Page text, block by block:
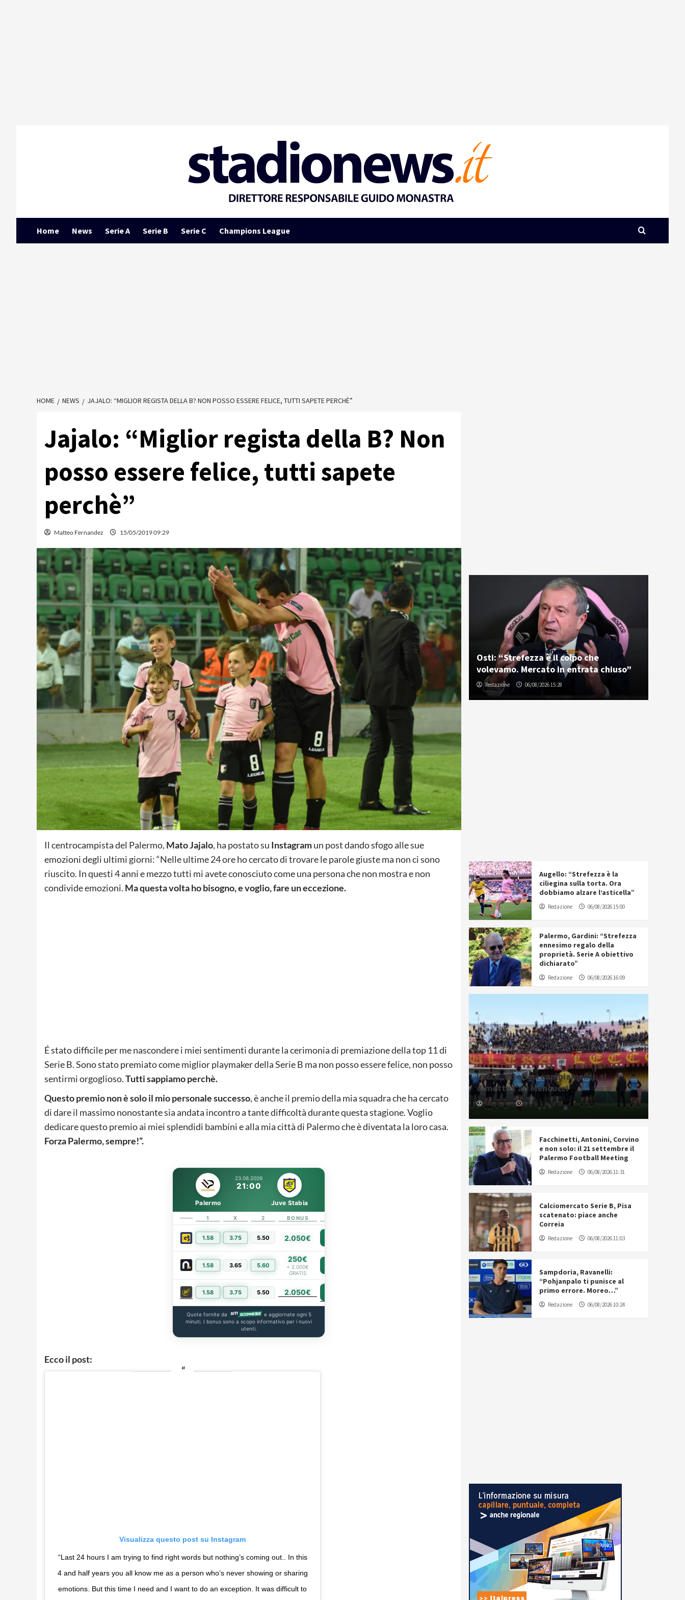
Home News Serie A Serie B Serie C Champions League
HOME NEWS JAJALO: “MIGLIOR REGISTA DELLA B? NON POSSO ESSERE FELICE, TUTTI SAPETE PERCHÈ”
Jajalo: “Miglior regista della B? Non
posso essere felice, tutti sapete
perchè”
Matteo Fernandez 15/05/2019 09:29
Il centrocampista del Palermo, Mato Jajalo, ha postato su Instagramun post dando sfogo alle sue
emozioni degli ultimi giorni: “Nelle ultime 24 ore ho cercato di trovare le parole giuste ma non ci sono
riuscito. In questi 4 anni e mezzo tutti mi avete conosciuto come una persona che non mostra e non
condivide emozioni. Ma questa volta ho bisogno, e voglio, fare un eccezione.
É stato difficile per me nascondere i miei sentimenti durante la cerimonia di premiazione della top 11 di
Serie B. Sono stato premiato come miglior playmaker della Serie B ma non posso essere felice, non posso
sentirmi orgoglioso.Tutti sappiamo perchè.
Questo premio non è solo il mio personale successo, è anche il premio della mia squadra che ha cercato
di dare il massimo nonostante sia andata incontro a tante difficoltà durante questa stagione. Voglio
dedicare questo premio ai miei splendidi bambini e alla mia città di Palermo che è diventata la loro casa.
Forza Palermo, sempre!”.
23.08.2026
21:00
Palermo Juve Stabia
1 X 2 BONUS
1.58 3.75 5.50 2.050€
1.58 3.65 5.60
250€
+ 2.000€
GRATIS
1.58 3.75 5.50 2.050€
Quote fornite da
e aggiornate ogni 5
minuti. I bonus sono a scopo informativo per i nuovi
utenti.
Ecco il post:
Visualizza questo post su Instagram
“Last 24 hours I am trying to find right words but nothing’s coming out.. In this
4 and half years you all know me as a person who’s never showing or sharing
emotions. But this time I need and I want to do an exception. It was difficult to
Osti: “Strefezza è il colpo che
volevamo. Mercato in entrata chiuso”
Redazione 06/08/2026 15:28
Augello: “Strefezza è la
ciliegina sulla torta. Ora
dobbiamo alzare l’asticella”
Redazione 06/08/2026 15:00
Palermo, Gardini: “Strefezza
ennesimo regalo della
proprietà. Serie A obiettivo
dichiarato”
Redazione 06/08/2026 16:09
Lecce, ulteriori cambiamenti: si
dimette l’ad Mencucci
Redazione 06/08/2026 16:21
Facchinetti, Antonini, Corvino
e non solo: il 21 settembre il
Palermo Football Meeting
Redazione 06/08/2026 11:31
Calciomercato Serie B, Pisa
scatenato: piace anche
Correia
Redazione 06/08/2026 11:03
Sampdoria, Ravanelli:
“Pohjanpalo ti punisce al
primo errore. Moreo…”
Redazione 06/08/2026 10:24